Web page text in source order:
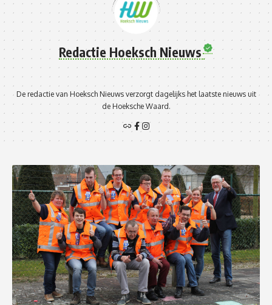
Redactie Hoeksch Nieuws
De redactie van Hoeksch Nieuws verzorgt dagelijks het laatste nieuws uit
de Hoeksche Waard.